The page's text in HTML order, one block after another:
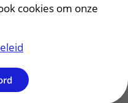
cookies om onze